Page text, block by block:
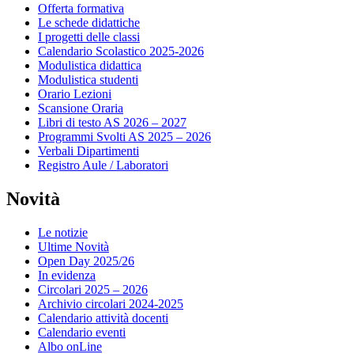
Offerta formativa
Le schede didattiche
I progetti delle classi
Calendario Scolastico 2025-2026
Modulistica didattica
Modulistica studenti
Orario Lezioni
Scansione Oraria
Libri di testo AS 2026 – 2027
Programmi Svolti AS 2025 – 2026
Verbali Dipartimenti
Registro Aule / Laboratori
Novità
Le notizie
Ultime Novità
Open Day 2025/26
In evidenza
Circolari 2025 – 2026
Archivio circolari 2024-2025
Calendario attività docenti
Calendario eventi
Albo onLine